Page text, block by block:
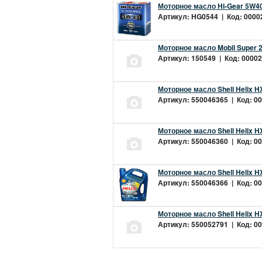
Моторное масло Hi-Gear
Артикул: HG0544 | Код:
Моторное масло Mobil Super
Артикул: 150549 | Код:
Моторное масло Shell Helix
Артикул: 550046365 | Код:
Моторное масло Shell Helix
Артикул: 550046360 | Код:
Моторное масло Shell Helix
Артикул: 550046366 | Код:
Моторное масло Shell Helix
Артикул: 550052791 | Код: